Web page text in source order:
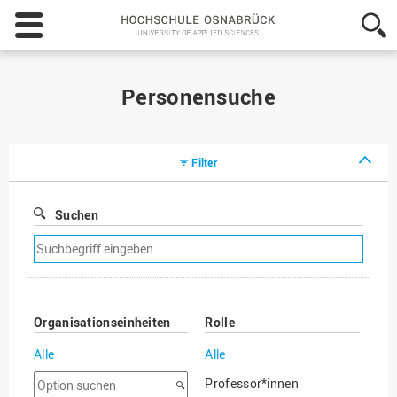
Hochschule
Osnabrück
-
Personensuche
Filter
Suchen
Suchfilter
entfernen
Organisationseinheiten
Alle
Option
Rolle
Alle
Professor*innen